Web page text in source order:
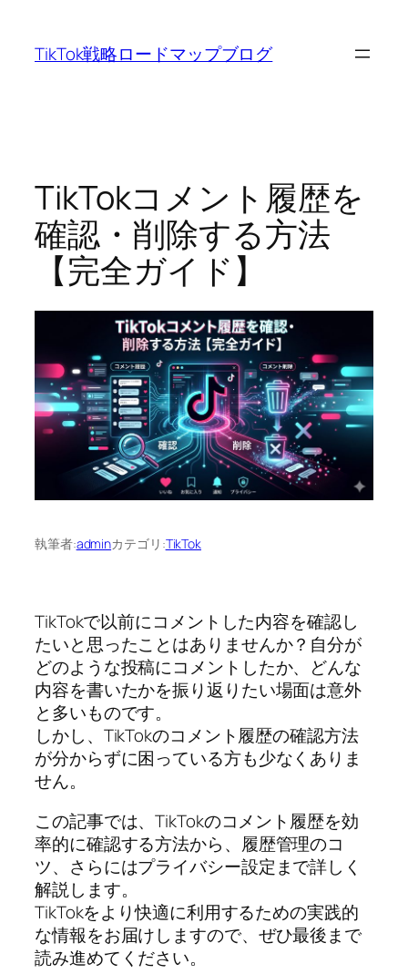
TikTok戦略ロードマップブログ
TikTokコメント履歴を
確認・削除する方法
【完全ガイド】
執筆者:adminカテゴリ:TikTok
TikTokで以前にコメントした内容を確認し
たいと思ったことはありませんか？自分が
どのような投稿にコメントしたか、どんな
内容を書いたかを振り返りたい場面は意外
と多いものです。
しかし、TikTokのコメント履歴の確認方法
が分からずに困っている方も少なくありま
せん。
この記事では、TikTokのコメント履歴を効
率的に確認する方法から、履歴管理のコ
ツ、さらにはプライバシー設定まで詳しく
解説します。
TikTokをより快適に利用するための実践的
な情報をお届けしますので、ぜひ最後まで
読み進めてください。